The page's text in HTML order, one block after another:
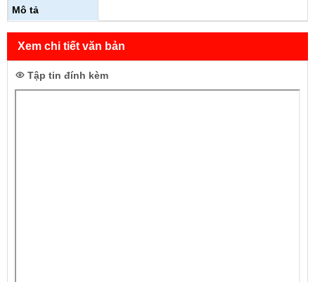
Mô tả
Xem chi tiết văn bản
Tập tin đính kèm